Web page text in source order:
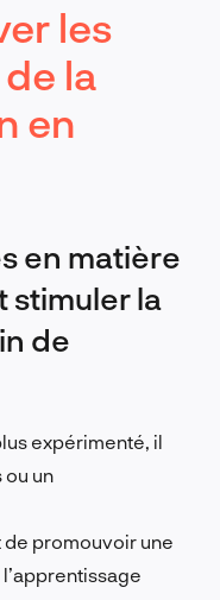
les
la
en
en matière
stimuler la
de
expérimenté, il
ou un
de promouvoir une